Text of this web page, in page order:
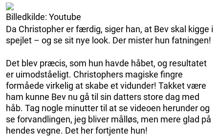
Billedkilde: Youtube
Da Christopher er færdig, siger han, at Bev skal kigge i
spejlet – og se sit nye look. Der mister hun fatningen!
Det blev præcis, som hun havde håbet, og resultatet
er uimodståeligt. Christophers magiske fingre
formåede virkelig at skabe et vidunder! Takket være
ham kunne Bev nu gå til sin datters store dag med
håb. Tag nogle minutter til at se videoen herunder og
se forvandlingen, jeg bliver målløs, men mere glad på
hendes vegne. Det her fortjente hun!